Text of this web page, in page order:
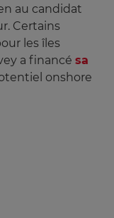
au candidat
Certains
les îles
a financé sa
onshore